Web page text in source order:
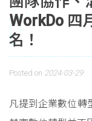
WorkDo 四
名！
Posted on 2024-03-29
凡提到企業數位轉